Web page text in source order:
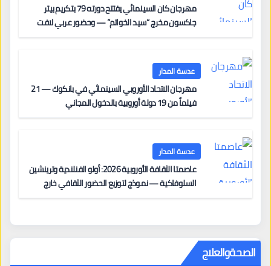
مهرجان كان السينمائي يفتتح دورته 79 بتكريم بيتر
جاكسون مخرج “سيد الخواتم” — وحضور عربي لافت
عدسة المدار
مهرجان الاتحاد الأوروبي السينمائي في بانكوك — 21
فيلماً من 19 دولة أوروبية بالدخول المجاني
عدسة المدار
عاصمتا الثقافة الأوروبية 2026: أولو الفنلندية وترينشين
السلوفاكية — نموذج لتوزيع الحضور الثقافي خارج
الصحةوالعلاج